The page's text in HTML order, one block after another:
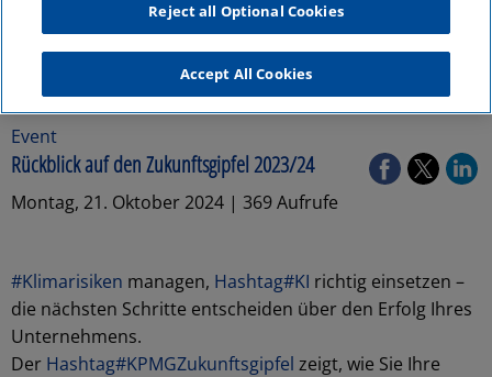
Event
Rückblick auf den Zukunftsgipfel 2023/24
Montag, 21. Oktober 2024 | 369 Aufrufe
#Klimarisiken managen, Hashtag#KI richtig einsetzen –
die nächsten Schritte entscheiden über den Erfolg Ihres
Unternehmens.
Der Hashtag#KPMGZukunftsgipfel zeigt, wie Sie Ihre
Reject all Optional Cookies
Accept All Cookies